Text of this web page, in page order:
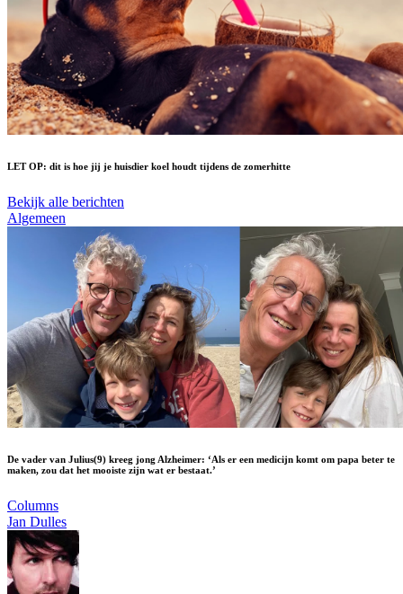
LET OP: dit is hoe jij je huisdier koel houdt tijdens de zomerhitte
Bekijk alle berichten
Algemeen
De vader van Julius(9) kreeg jong Alzheimer: ‘Als er een medicijn komt om papa beter te
maken, zou dat het mooiste zijn wat er bestaat.’
Columns
Jan Dulles